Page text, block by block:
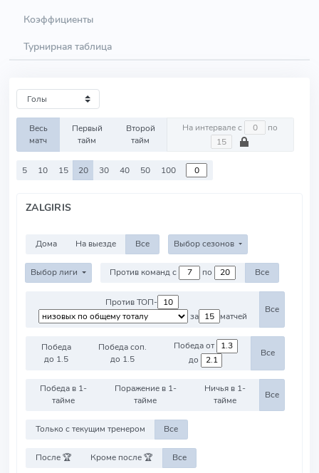
Коэффициенты
Турнирная таблица
Весь
матч
Первый
тайм
Второй
тайм
На интервале с по
5 10 15 20 30 40 50 100
ZALGIRIS
Дома На выезде Все Выбор сезонов
Выбор лиги Против команд с по Все
Против ТОП-
за
матчей
Все
Победа
до 1.5
Победа соп.
до 1.5
Победа от
до
Все
Победа в 1-
тайме
Поражение в 1-
тайме
Ничья в 1-
тайме
Все
Только с текущим тренером Все
После 🏆 Кроме после 🏆 Все